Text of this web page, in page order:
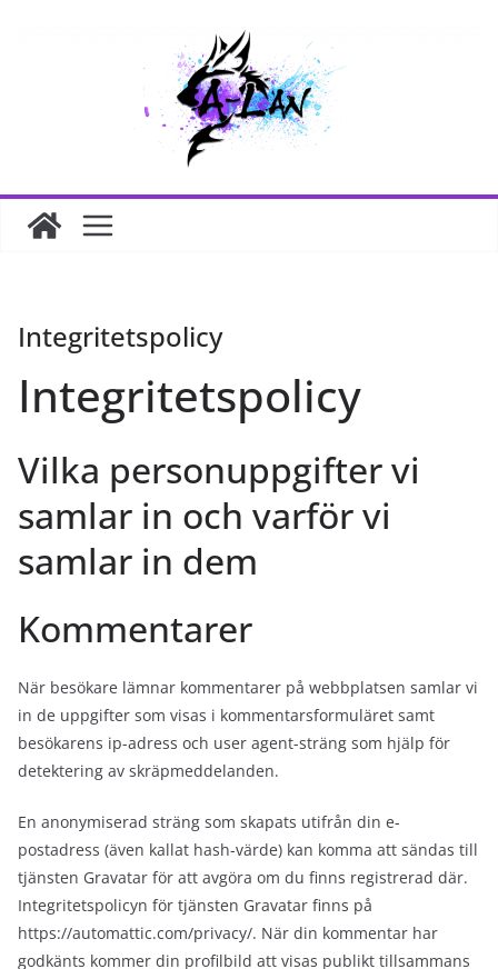
Integritetspolicy
Integritetspolicy
Vilka personuppgifter vi
samlar in och varför vi
samlar in dem
Kommentarer
När besökare lämnar kommentarer på webbplatsen samlar vi
in de uppgifter som visas i kommentarsformuläret samt
besökarens ip-adress och user agent-sträng som hjälp för
detektering av skräpmeddelanden.
En anonymiserad sträng som skapats utifrån din e-
postadress (även kallat hash-värde) kan komma att sändas till
tjänsten Gravatar för att avgöra om du finns registrerad där.
Integritetspolicyn för tjänsten Gravatar finns på
https://automattic.com/privacy/. När din kommentar har
godkänts kommer din profilbild att visas publikt tillsammans